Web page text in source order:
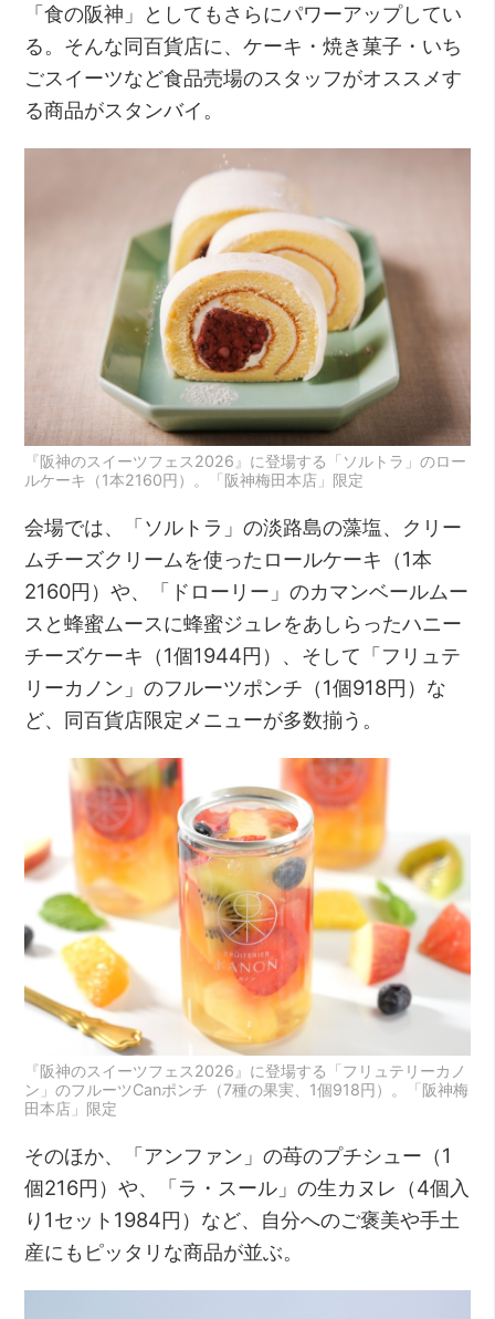
「食の阪神」としてもさらにパワーアップしてい
る。そんな同百貨店に、ケーキ・焼き菓子・いち
ごスイーツなど食品売場のスタッフがオススメす
る商品がスタンバイ。
『阪神のスイーツフェス2026』に登場する「ソルトラ」のロー
ルケーキ（1本2160円）。「阪神梅田本店」限定
会場では、「ソルトラ」の淡路島の藻塩、クリー
ムチーズクリームを使ったロールケーキ（1本
2160円）や、「ドローリー」のカマンベールムー
スと蜂蜜ムースに蜂蜜ジュレをあしらったハニー
チーズケーキ（1個1944円）、そして「フリュテ
リーカノン」のフルーツポンチ（1個918円）な
ど、同百貨店限定メニューが多数揃う。
『阪神のスイーツフェス2026』に登場する「フリュテリーカノ
ン」のフルーツCanポンチ（7種の果実、1個918円）。「阪神梅
田本店」限定
そのほか、「アンファン」の苺のプチシュー（1
個216円）や、「ラ・スール」の生カヌレ（4個入
り1セット1984円）など、自分へのご褒美や手土
産にもピッタリな商品が並ぶ。